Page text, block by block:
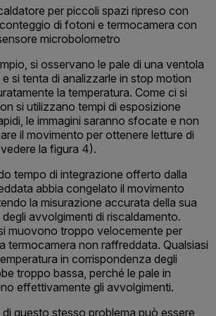
per piccoli spazi ripreso con
di fotoni e termocamera con
microbolometro
si osservano le pale di una ventola
si tenta di analizzarle in stop motion
la temperatura. Come ci si
si utilizzano tempi di esposizione
le immagini saranno sfocate e non
il movimento per ottenere letture di
la figura 4).
tempo di integrazione offerto dalla
abbia congelato il movimento
la misurazione accurata della sua
avvolgimenti di riscaldamento.
muovono troppo velocemente per
termocamera non raffreddata. Qualsiasi
in corrispondenza degli
troppo bassa, perché le pale in
effettivamente gli avvolgimenti.
questo stesso problema può essere